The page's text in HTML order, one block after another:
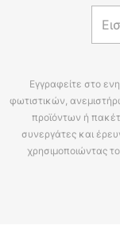
Εγγραφείτε στο
φωτιστικών,
προϊόντων ή
συνεργάτες και
χρησιμοποιώντας